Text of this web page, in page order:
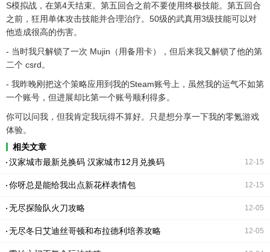
S模拟战，在第4天结束。第五回合之前不要使用终极技能。第五回合
之前，狂用单体攻击技能并合理治疗。50级的武真用3级技能可以对
他造成很高的伤害。
- 当时我只解锁了一次 Mujin（用备用卡），但后来我又解锁了他的第
二个 csrd。
- 我昨晚刚把这个策略应用到我的Steam账号上，虽然我的运气不如第
一个账号，但进展却比第一个账号顺利得多。
你可以问我，但我肯定我玩得不算好。只是想分享一下我的零氪游戏
体验。
相关文章
12-15
汉家城市最新兑换码 汉家城市12月兑换码
12-15
你呀总是能给我出点新花样表情包
12-05
无尽探险队火刀攻略
12-05
无尽冬日艾迪丝哥顿和布拉德利培养攻略